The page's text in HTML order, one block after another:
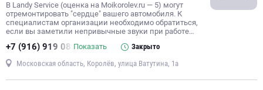
В Landy Service (оценка на Moikorolev.ru — 5) могут
отремонтировать "сердце" вашего автомобиля. К
специалистам организации необходимо обратиться,
если вы заметили непривычные звуки при работе…
+7 (916) 919 08 Показать Закрыто
Московская область, Королёв, улица Ватутина, 1а